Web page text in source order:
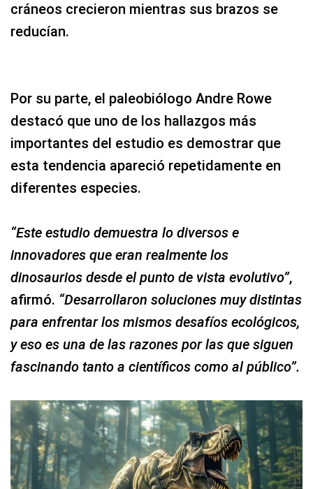
cráneos crecieron mientras sus brazos se
reducían.
Por su parte, el paleobiólogo Andre Rowe
destacó que uno de los hallazgos más
importantes del estudio es demostrar que
esta tendencia apareció repetidamente en
diferentes especies.
“Este estudio demuestra lo diversos e
innovadores que eran realmente los
dinosaurios desde el punto de vista evolutivo”,
afirmó. “Desarrollaron soluciones muy distintas
para enfrentar los mismos desafíos ecológicos,
y eso es una de las razones por las que siguen
fascinando tanto a científicos como al público”.